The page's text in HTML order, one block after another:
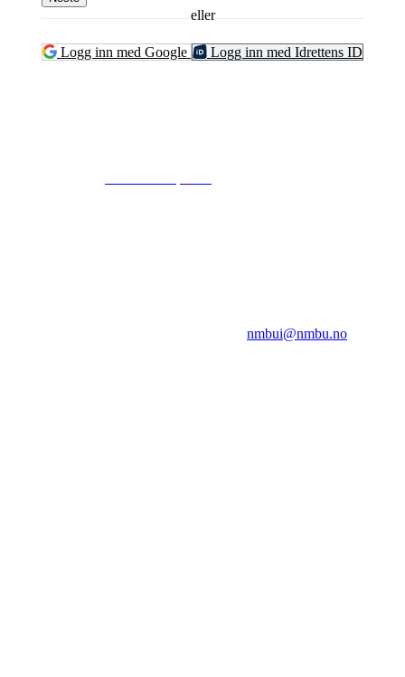
eller
Logg inn med Google Logg inn med Idrettens ID
nmbui@nmbu.no